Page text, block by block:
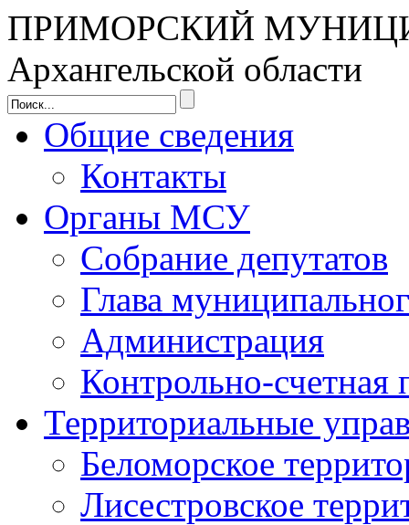
ПРИМОРСКИЙ
Архангельской области
Общие сведения
Контакты
Органы МСУ
Собрание депутатов
Глава
Администрация
Контрольно-счетная
Территориальные
Беломорское
Лисестровское